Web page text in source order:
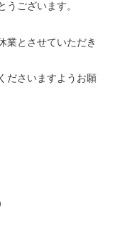
うございます。
業とさせていただき
ださいますようお願